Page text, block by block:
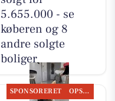
5.655.000 - se
køberen og 8
andre solgte
boliger
SPONSORERET OPSLAGSTAVLEN